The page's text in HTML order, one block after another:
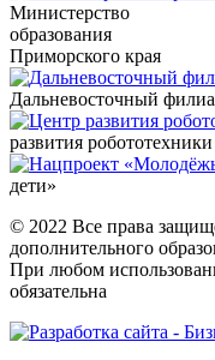
Министерство
образования
Приморского края
Дальневосточный
развития
дети»
© 2022 Все права
дополнительного
При любом
обязательна